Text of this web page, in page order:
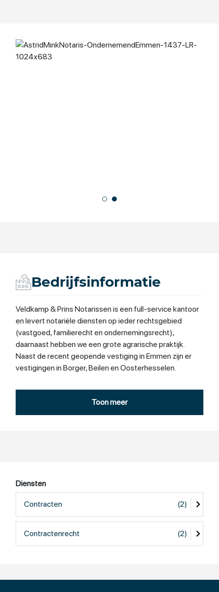
Bedrijfsinformatie
Veldkamp & Prins Notarissen is een full-service kantoor
en levert notariële diensten op ieder rechtsgebied
(vastgoed, familierecht en ondernemingsrecht),
daarnaast hebben we een grote agrarische praktijk.
Naast de recent geopende vestiging in Emmen zijn er
vestigingen in Borger, Beilen en Oosterhesselen.
Toon meer
Diensten
Contracten (2)
Contractenrecht (2)